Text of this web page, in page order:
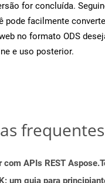
for concluída.
pode facilmente
no formato ODS
e uso posterior.
frequentes
com APIs REST
um guia para